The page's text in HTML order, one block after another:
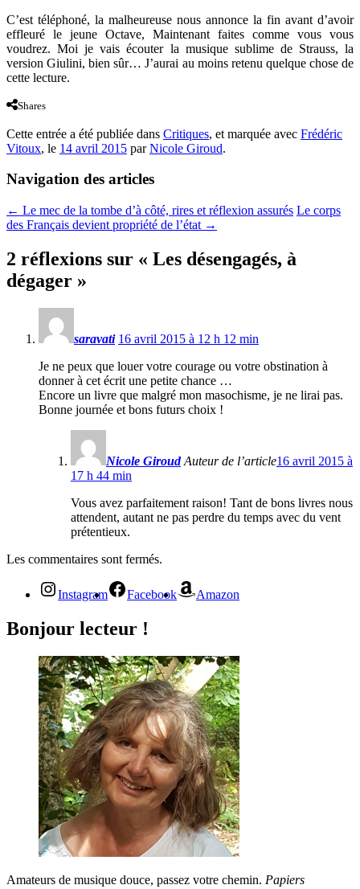
C’est téléphoné, la malheureuse nous annonce la fin avant d’avoir
effleuré le jeune Octave, Maintenant faites comme vous vous
voudrez. Moi je vais écouter la musique sublime de Strauss, la
version Giulini, bien sûr… J’aurai au moins retenu quelque chose de
cette lecture.
Shares
Cette entrée a été publiée dans Critiques, et marquée avec Frédéric
Vitoux, le 14 avril 2015 parNicole Giroud.
Navigation des articles
← Le mec de la tombe d’à côté, rires et réflexion assurés Le corps
des Français devient propriété de l’état →
2 réflexions sur « Les désengagés, à
dégager »
saravati 16 avril 2015 à 12 h 12 min
Je ne peux que louer votre courage ou votre obstination à
donner à cet écrit une petite chance …
Encore un livre que malgré mon masochisme, je ne lirai pas.
Bonne journée et bons futurs choix !
Nicole Giroud Auteur de l’article16 avril 2015 à
17 h 44 min
Vous avez parfaitement raison! Tant de bons livres nous
attendent, autant ne pas perdre du temps avec du vent
prétentieux.
Les commentaires sont fermés.
Instagram Facebook Amazon
Bonjour lecteur !
Amateurs de musique douce, passez votre chemin. Papiers